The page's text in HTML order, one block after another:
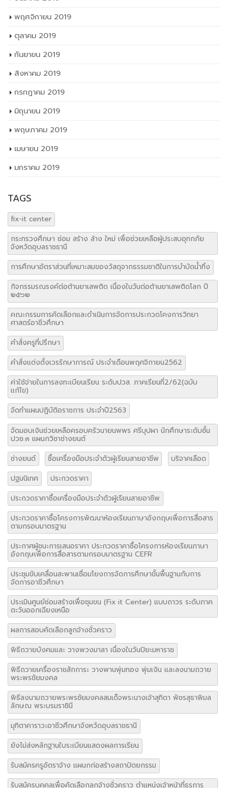
พฤศจิกายน 2019
ตุลาคม 2019
กันยายน 2019
สิงหาคม 2019
กรกฎาคม 2019
มิถุนายน 2019
พฤษภาคม 2019
เมษายน 2019
มกราคม 2019
TAGS
fix-it center
กระทรวงศึกษา ซ่อม สร้าง ล้าง ใหม่ เพื่อช่วยเหลือผู้ประสบอุทกภัย
จังหวัดอุบลราชธานี
การศึกษาอัตราส่วนที่เหมาะสมของวัสดุจากธรรมชาติในการบำบัดน้ำทิ้ง
กิจกรรมรณรงค์ต่อต้านยาเสพติด เนื่องในวันต่อต้านยาเสพติดโลก ปี
๒๕๖๒
คณะกรรมการคัดเลือกและดำเนินการจัดการประกวดโคงการวิทยา
ศาสตร์อาชีวศึกษา
คำสั่งครูที่ปรึกษา
คำสั่งแต่งตั้งเวรรักษาการณ์ ประจำเดือนพฤศจิกายน2562
ค่าใช้จ่ายในการลงทะเบียนเรียน ระดับปวส. ภาคเรียนที่2/62(ฉบับ
แก้ไข)
จัดทำแผนปฏิบัติอราชการ ประจำปี2563
จัดมอบเงินช่วยเหลือครอบครัวนายนพพร ศรีบุปผา นักศึกษาระดับชั้น
ปวช.๓ แผนกวิชาช่างยนต์
ช่างยนต์
ซื้อเครื่องมือประจำตัวผู้เรียนสายอาชีพ
บริจาคเลือด
ปฐมนิเทศ
ประกวดราคา
ประกวดราคาซื้อเครื่องมือประจำตัวผู้เรียนสายอาชีพ
ประกวดราคาซื้อโครงการพัฒนาห้องเรียนภาษาอังกฤษเพื่อการสื่อสาร
ตามกรอบมาตรฐาน
ประกาศผู้ชนะการเสนอราคา ประกวดราคาซื้อโครงการห้องเรียนภาษา
อังกฤษเพื่อการสื่อสารตามกรอบมาตรฐาน CEFR
ประชุมขับเคลื่อนสะพานเชื่อมโยงการจัดการศึกษาขั้นพื้นฐานกับการ
จัดการอาชีวศึกษา
ประเมินศูนย์ซ่อมสร้างเพื่อชุมขน (Fix it Center) แบบถาวร ระดับภาค
ตะวันออกเฉียงเหนือ
ผลการสอบคัดเลือกลูกจ้างชั่วคราว
พิธีถวายบังคมและ วางพวงมาลา เนื่องในวันปิยะมหาราช
พิธีถวายเครื่องราชสักการะ วางพานพุ่มทอง พุ่มเงิน และลงนามถวาย
พระพรชัยมงคล
พิธีลงนามถวายพระพรชัยมงคลสมเด็จพระนางเจ้าสุทิดา พัชรสุธาพิมล
ลักษณ พระบรมราชินี
มุทิตาคาราวะอาชีวศึกษาจังหวัดอุบลราชธานี
ยังไม่ส่งหลักฐานใบระเบียนแสดงผลการเรียน
รับสมัครครูอัตราจ้าง แผนกก่อสร้างสถาปัตยกรรม
รับสมัครบุคคลเพื่อคัดเลือกลูกจ้างชั่วคราว ตำแหน่งเจ้าหน้าที่ธุรการ